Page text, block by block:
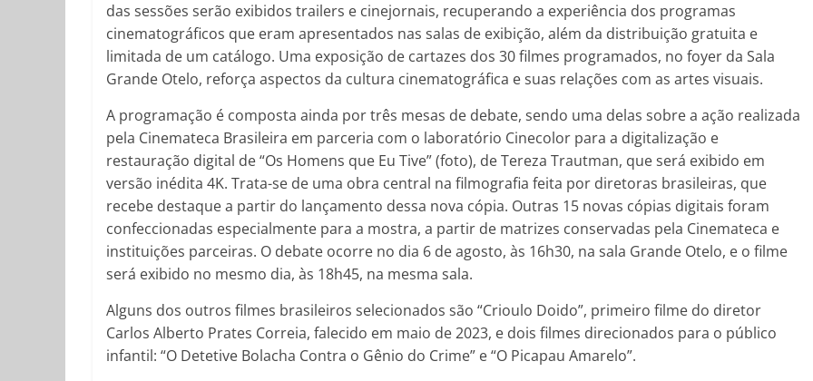
das sessões serão exibidos trailers e cinejornais, recuperando a experiência dos programas
cinematográficos que eram apresentados nas salas de exibição, além da distribuição gratuita e
limitada de um catálogo. Uma exposição de cartazes dos 30 filmes programados, no foyer da Sala
Grande Otelo, reforça aspectos da cultura cinematográfica e suas relações com as artes visuais.
A programação é composta ainda por três mesas de debate, sendo uma delas sobre a ação realizada
pela Cinemateca Brasileira em parceria com o laboratório Cinecolor para a digitalização e
restauração digital de “Os Homens que Eu Tive” (foto), de Tereza Trautman, que será exibido em
versão inédita 4K. Trata-se de uma obra central na filmografia feita por diretoras brasileiras, que
recebe destaque a partir do lançamento dessa nova cópia. Outras 15 novas cópias digitais foram
confeccionadas especialmente para a mostra, a partir de matrizes conservadas pela Cinemateca e
instituições parceiras. O debate ocorre no dia 6 de agosto, às 16h30, na sala Grande Otelo, e o filme
será exibido no mesmo dia, às 18h45, na mesma sala.
Alguns dos outros filmes brasileiros selecionados são “Crioulo Doido”, primeiro filme do diretor
Carlos Alberto Prates Correia, falecido em maio de 2023, e dois filmes direcionados para o público
infantil: “O Detetive Bolacha Contra o Gênio do Crime” e “O Picapau Amarelo”.